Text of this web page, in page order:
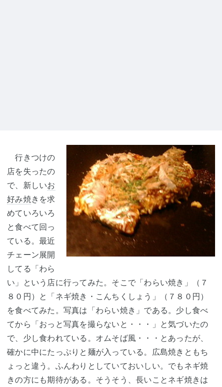
行きつけの
店を失ったの
で、新しいお
好み焼きを求
めていろいろ
と食べて回っ
ている。最近
チェーン展開
してる「わら
い」という店に行ってみた。そこで「わらい焼き」（７
８０円）と「ネギ焼き・こんちくしょう」（７８０円）
を食べてみた。写真は「わらい焼き」である。少し食べ
てから「おっと写真を撮らないと・・・」と気づいたの
で、少し食われている。オムそば風・・・とあったが、
確かに中にたっぷりと麺が入っている。広島焼きともち
ょっと違う。ふんわりとしていておいしい。でもネギ焼
きの方にも期待がある。そうそう、長いことネギ焼きは